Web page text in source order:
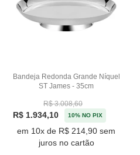
Bandeja Redonda Grande Níquel
ST James - 35cm
R$ 3.008,60
R$ 1.934,10 10% NO PIX
em 10x de R$ 214,90 sem
juros no cartão